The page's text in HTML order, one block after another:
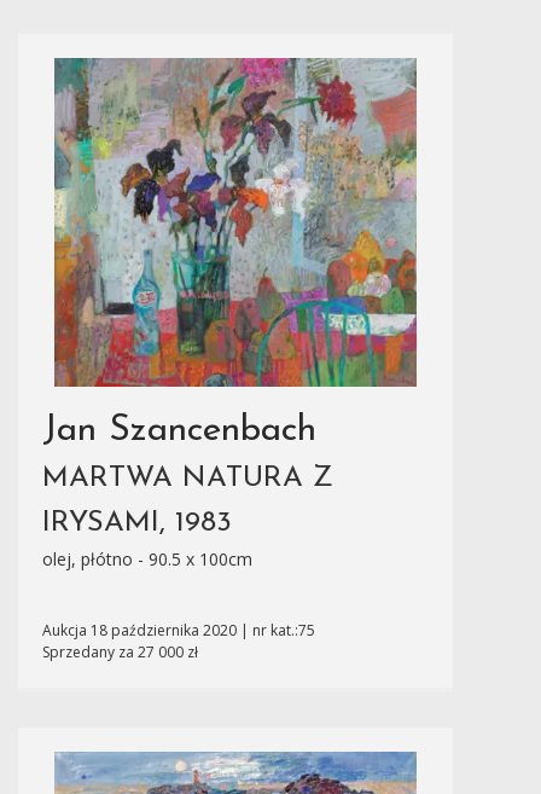
Jan Szancenbach
MARTWA NATURA Z
IRYSAMI, 1983
olej, płótno - 90.5 x 100cm
Aukcja 18 października 2020 | nr kat.:75
Sprzedany za 27 000 zł